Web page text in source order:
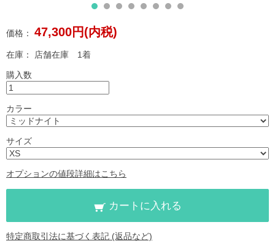
価格： 47,300円(内税)
在庫： 店舗在庫 1着
購入数
カラー
サイズ
オプションの値段詳細はこちら
カートに入れる
特定商取引法に基づく表記 (返品など)